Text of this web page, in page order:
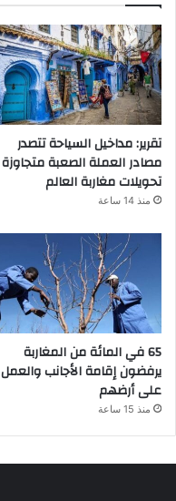
تقرير: مداخيل السياحة تتصدر
مصادر العملة الصعبة متجاوزة
تحويلات مغاربة العالم
منذ 14 ساعة
65 في المائة من المغاربة
يرفضون إقامة الأجانب والعمل
على أرضهم
منذ 15 ساعة